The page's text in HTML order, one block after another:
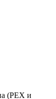
(PEX и